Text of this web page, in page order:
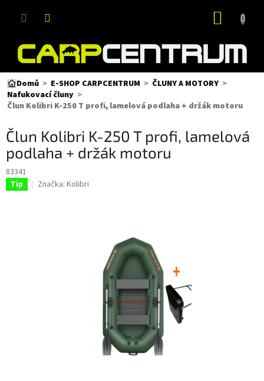
Domů E-SHOP CARPCENTRUM
ČLUNY A MOTORY
Nafukovací čluny
Člun Kolibri K-250 T profi, lamelová podlaha + držák motoru
Člun Kolibri K-250 T profi, lamelová
podlaha + držák motoru
83341
Tip Značka: Kolibri